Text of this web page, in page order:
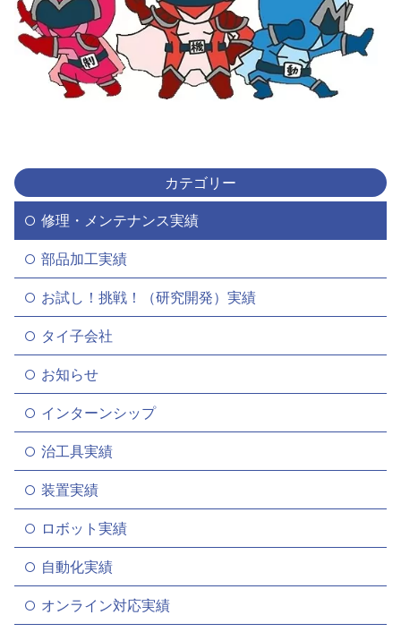
カテゴリー
修理・メンテナンス実績
部品加工実績
お試し！挑戦！（研究開発）実績
タイ子会社
お知らせ
インターンシップ
治工具実績
装置実績
ロボット実績
自動化実績
オンライン対応実績